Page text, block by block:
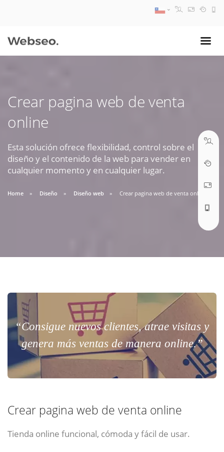
Crear pagina web de venta
online
Esta solución ofrece flexibilidad, control sobre el
diseño y el contenido de la web para vender en
cualquier momento y en cualquier lugar.
Home Diseño Diseño web Crear pagina web de venta online
“Consigue nuevos clientes, atrae visitas y
genera más ventas de manera online.”
Crear pagina web de venta online
Tienda online funcional, cómoda y fácil de usar.
09:30 AM A 18:30 PM
ABRIR TICKET